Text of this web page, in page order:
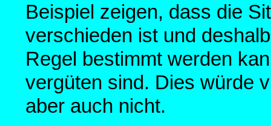
Beispiel zeigen, dass die
verschieden ist und
Regel bestimmt werden
vergüten sind. Dies würde
aber auch nicht.